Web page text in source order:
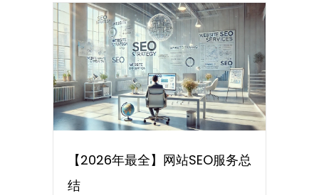
【2026年最全】网站SEO服务总
结